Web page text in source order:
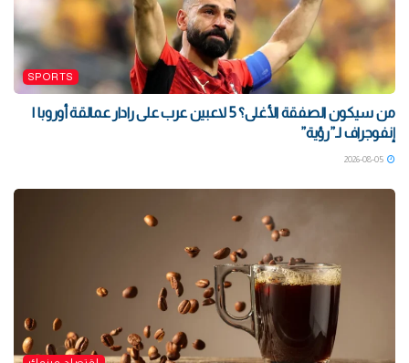
SPORTS
من سيكون الصفقة الأغلى؟ 5 لاعبين عرب على رادار عمالقة أوروبا |
إنفوجراف لـ”رؤية”